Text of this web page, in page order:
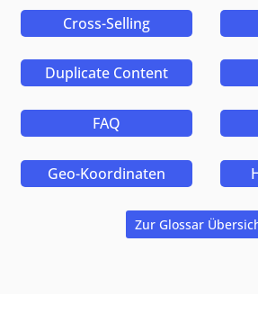
Cross-Selling
Duplicate Content
FAQ
Geo-Koordinaten
Zur Glossar